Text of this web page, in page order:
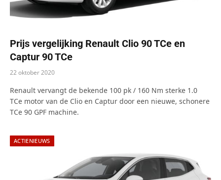
Prijs vergelijking Renault Clio 90 TCe en
Captur 90 TCe
22 oktober 2020
Renault vervangt de bekende 100 pk / 160 Nm sterke 1.0
TCe motor van de Clio en Captur door een nieuwe, schonere
TCe 90 GPF machine.
ACTIENIEUWS